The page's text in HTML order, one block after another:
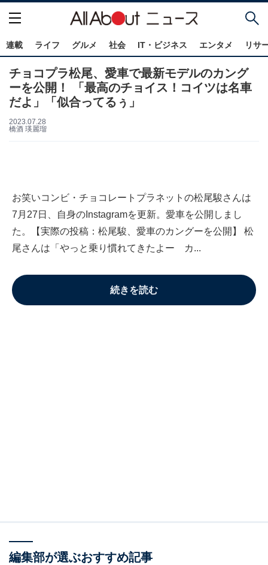
連載 ライフ グルメ 社会 IT・ビジネス エンタメ リサ
チョコプラ松尾、愛車で最新モデルのカング
ーを公開！ 「最高のチョイス！コイツは名車
だよ」「似合ってるぅ」
2023.07.28
橋酒 瑛麗瑠
お笑いコンビ・チョコレートプラネットの松尾駿さんは
7月27日、自身のInstagramを更新。愛車を公開しまし
た。【実際の投稿：松尾駿、愛車のカングーを公開】 松
尾さんは「やっと乗り慣れてきたよー カ...
続きを読む
編集部が選ぶおすすめ記事